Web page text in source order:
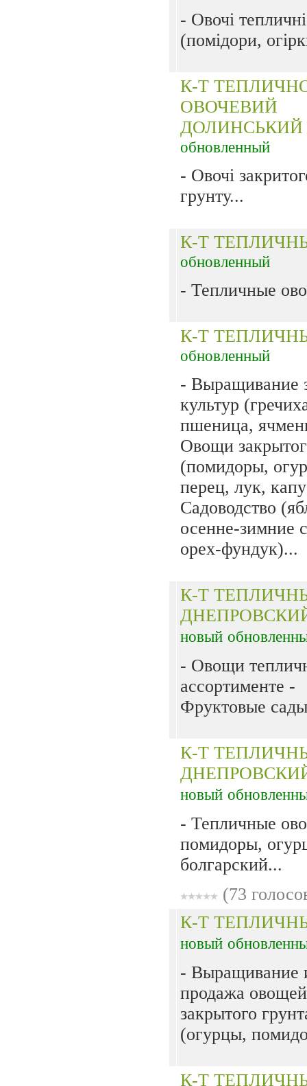
- Овочі тепличні
(помідори,
К-Т
ОВОЧЕВИЙ
ДОЛИНСЬКИЙ
обновленный
- Овочі
грунту...
К-Т
обновленный
- Тепличные
К-Т
обновленный
- Выращивание
культур
пшеница,
Овощи
(помидоры,
перец, лук,
Садоводство
осенне-зимние
орех-фундук)...
К-Т
новый
- Овощи
ассортименте -
Фруктовые
К-Т
новый
- Тепличные
помидоры,
болгарский...
(73
К-Т
новый
- Выращивание
продажа овощей
закрытого
(огурцы,
К-Т